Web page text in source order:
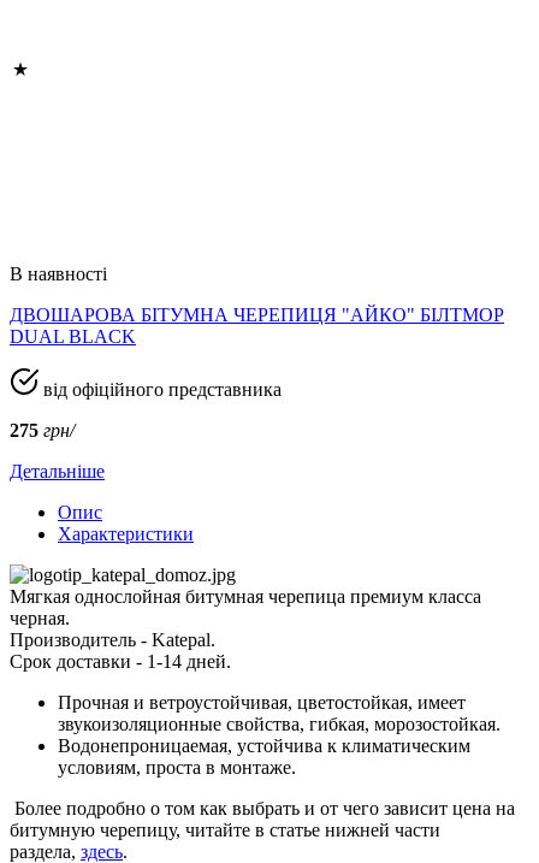
В наявності
ДВОШАРОВА БІТУМНА ЧЕРЕПИЦЯ "АЙКО" БІЛТМОР
DUAL BLACK
від офіційного представника
275 грн/
Детальніше
Опис
Характеристики
Мягкая однослойная битумная черепица премиум класса
черная.
Производитель - Katepal.
Срок доставки - 1-14 дней.
Прочная и ветроустойчивая, цветостойкая, имеет
звукоизоляционные свойства, гибкая, морозостойкая.
Водонепроницаемая, устойчива к климатическим
условиям, проста в монтаже.
Более подробно о том как выбрать и от чего зависит цена на
битумную черепицу, читайте в статье нижней части
раздела, здесь.